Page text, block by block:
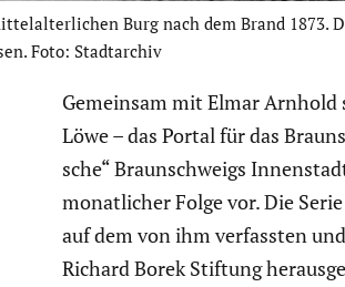
Burg nach dem Brand 1873.
Foto: Stadt­ar­chiv
Gemeinsam mit Elmar Arnhold
Löwe – das Portal für das
sche“ Braun­schweigs
monat­li­cher Folge vor. Die
auf dem von ihm verfassten
Richard Borek Stiftung